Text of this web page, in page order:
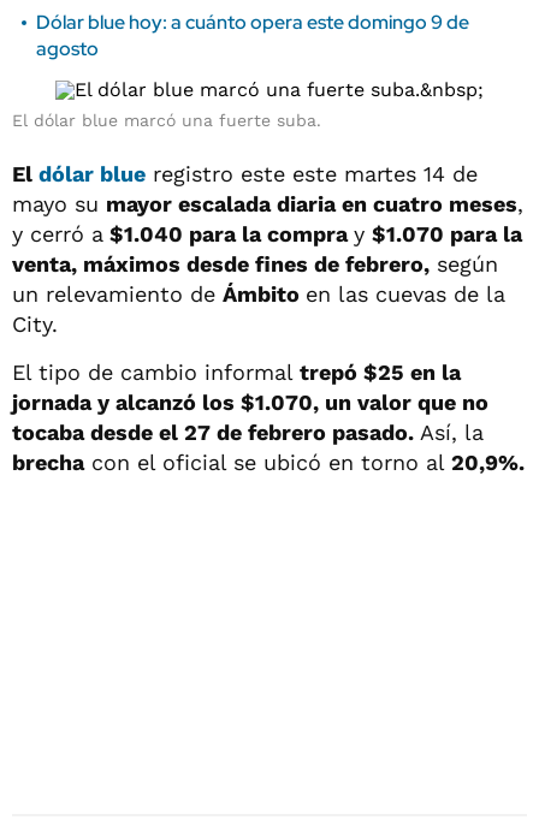
Dólar blue hoy: a cuánto opera este domingo 9 de
agosto
El dólar blue marcó una fuerte suba.
El dólar blue registro este este martes 14 de
mayo su mayor escalada diaria en cuatro meses,
y cerró a $1.040 para la compray $1.070 para la
venta, máximos desde fines de febrero, según
un relevamiento de Ámbito en las cuevas de la
City.
El tipo de cambio informal trepó $25 en la
jornada y alcanzó los $1.070, un valor que no
tocaba desde el 27 de febrero pasado. Así, la
brechacon el oficial se ubicó en torno al 20,9%.